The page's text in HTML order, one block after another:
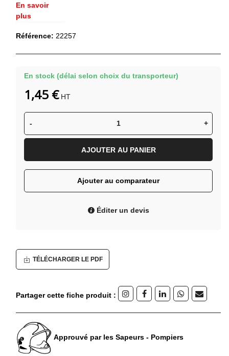
En savoir
plus
Référence: 22257
En stock (délai selon choix du transporteur)
- +
AJOUTER AU PANIER
Ajouter au comparateur
Éditer un devis
1,45 € HT
TÉLÉCHARGER LE PDF
Partager cette fiche produit :
Approuvé par les Sapeurs - Pompiers